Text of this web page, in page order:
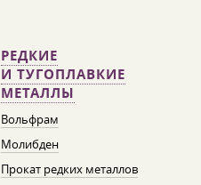
РЕДКИЕ
И ТУГОПЛАВКИЕ
МЕТАЛЛЫ
Вольфрам
Молибден
Прокат редких металлов